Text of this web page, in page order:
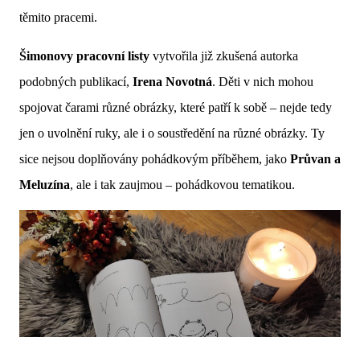
těmito pracemi.
Šimonovy pracovní listy vytvořila již zkušená autorka
podobných publikací, Irena Novotná. Děti v nich mohou
spojovat čarami různé obrázky, které patří k sobě – nejde tedy
jen o uvolnění ruky, ale i o soustředění na různé obrázky. Ty
sice nejsou doplňovány pohádkovým příběhem, jako Průvan a
Meluzína, ale i tak zaujmou – pohádkovou tematikou.